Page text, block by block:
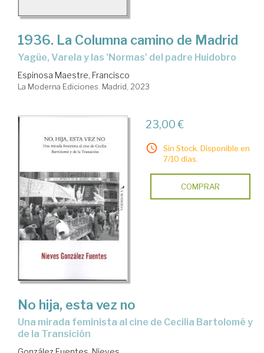
1936. La Columna camino de Madrid
Yagüe, Varela y las 'Normas' del padre Huidobro
Espinosa Maestre, Francisco
La Moderna Ediciones. Madrid, 2023
23,00 €
Sin Stock. Disponible en
7/10 días.
COMPRAR
No hija, esta vez no
una mirada feminista al cine de Cecilia Bartolomé y
de la Transición